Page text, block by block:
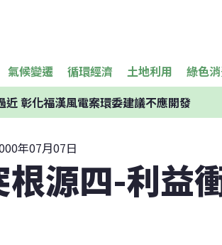
氣候變遷 循環經濟 土地利用 綠色
近 彰化福漢風電案環委建議不應開發
年07月07日
源四-利益